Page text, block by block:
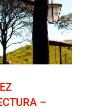
DE
CHORRILLOS
–